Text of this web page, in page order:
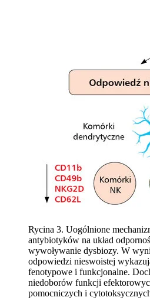
Rycina 3. Uogólnione
antybiotyków na układ
wywoływanie dysbiozy. W
odpowiedzi nieswoistej
fenotypowe i funkcjonalne.
niedoborów funkcji
pomocniczych i